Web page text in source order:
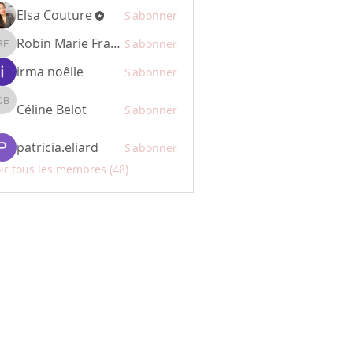
Elsa Couture S'abonner
Robin Marie Françoise Robin Marie Françoise S'abonner
irma noêlle S'abonner
Céline Belot
Céline Belot S'abonner
patricia.eliard
S'abonner
tous les membres (48)